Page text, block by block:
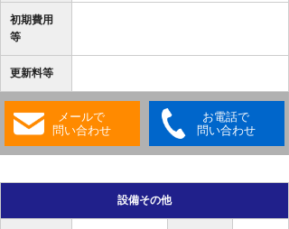
初期費用
等
更新料等
メールで
問い合わせ
お電話で
問い合わせ
設備その他